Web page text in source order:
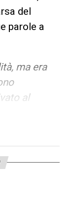
del
parole a
ma era
al
non